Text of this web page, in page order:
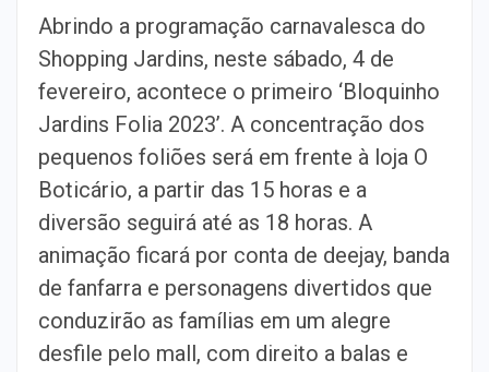
Abrindo a programação carnavalesca do
Shopping Jardins, neste sábado, 4 de
fevereiro, acontece o primeiro ‘Bloquinho
Jardins Folia 2023’. A concentração dos
pequenos foliões será em frente à loja O
Boticário, a partir das 15 horas e a
diversão seguirá até as 18 horas. A
animação ficará por conta de deejay, banda
de fanfarra e personagens divertidos que
conduzirão as famílias em um alegre
desfile pelo mall, com direito a balas e